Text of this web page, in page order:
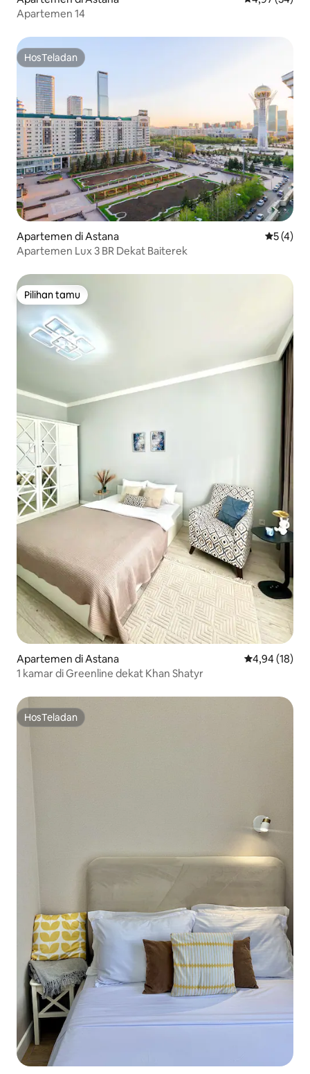
Apartemen 14
HosTeladan
HosTeladan
Apartemen di Astana Nilai
5 (4)
Apartemen Lux 3 BR Dekat Baiterek
Pilihan tamu
Pilihan tamu
Apartemen di Astana Nilai rata-rata
4,94 (18)
1 kamar di Greenline dekat Khan Shatyr
HosTeladan
HosTeladan